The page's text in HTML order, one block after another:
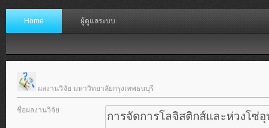
Home ผู้ดูแลระบบ
ผลงานวิจัย มหาวิทยาลัยกรุงเทพธนบุรี
ชื่อผลงานวิจัย